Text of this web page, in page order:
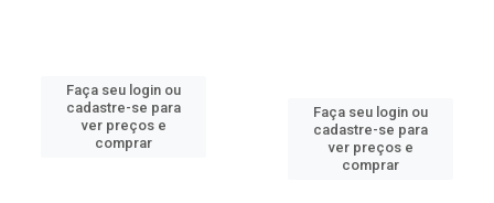
Faça seu login ou
cadastre-se para
ver preços e
comprar
Faça seu login ou
cadastre-se para
ver preços e
comprar